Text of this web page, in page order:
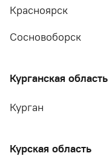
Красноярск
Сосновоборск
Курганская область
Курган
Курская область